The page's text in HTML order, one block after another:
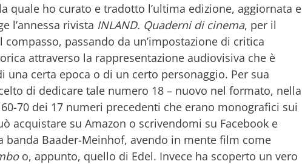
quale ho curato e tradotto l’ultima edizione, aggiornata e
l’annessa rivista INLAND. Quaderni di cinema, per il
passando da un’impostazione di critica
attraverso la rappresentazione audiovisiva che è
certa epoca o di un certo personaggio. Per sua
di dedicare tale numero 18 – nuovo nel formato, nella
70 dei 17 numeri precedenti che erano monografici sui
acquistare su Amazon o scrivendomi su Facebook e
banda Baader-Meinhof, avendo in mente film come
o, appunto, quello di Edel. Invece ha scoperto un vero